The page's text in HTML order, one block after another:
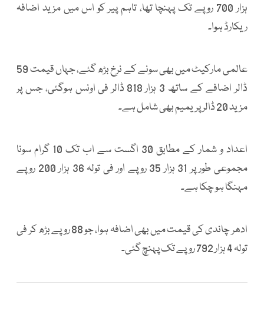
ہزار 700 روپے تک پہنچا تھا، تاہم پیر کو اس میں مزید اضافہ
ریکارڈ ہوا۔
عالمی مارکیٹ میں بھی سونے کے نرخ بڑھ گئے، جہاں قیمت 59
ڈالر اضافے کے ساتھ 3 ہزار 818 ڈالر فی اونس ہوگئی، جس پر
مزید 20 ڈالر پریمیم بھی شامل ہے۔
اعداد و شمار کے مطابق 30 اگست سے اب تک 10 گرام سونا
مجموعی طور پر 31 ہزار 35 روپے اور فی تولہ 36 ہزار 200 روپے
مہنگا ہو چکا ہے۔
ادھر چاندی کی قیمت میں بھی اضافہ ہوا، جو 88 روپے بڑھ کر فی
تولہ 4 ہزار 792 روپے تک پہنچ گئی۔